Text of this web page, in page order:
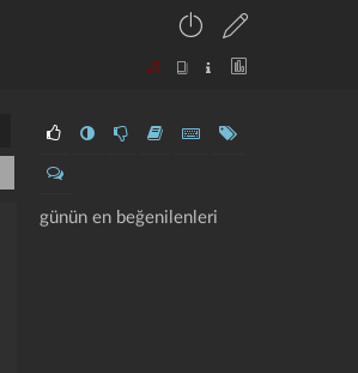
günün en beğenilenleri